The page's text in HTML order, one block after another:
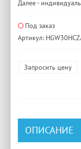
Далее -
Под заказ
Артикул:
Запросить цену
ОПИСАНИЕ